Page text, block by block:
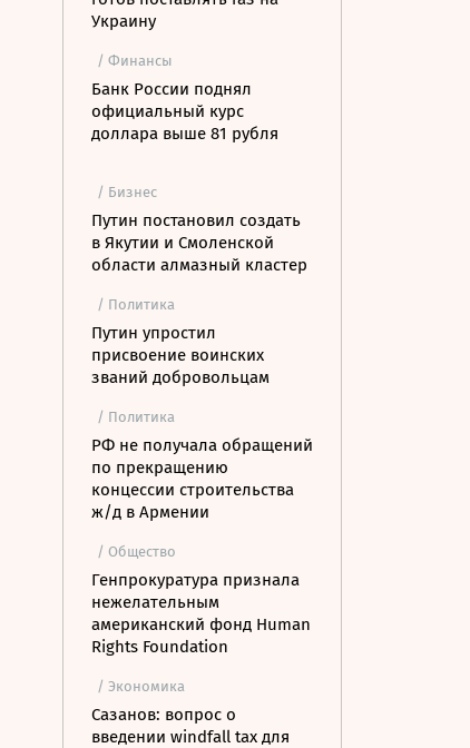
Украину
/ Финансы
Банк России поднял
официальный курс
доллара выше 81 рубля
/ Бизнес
Путин постановил создать
в Якутии и Смоленской
области алмазный кластер
/ Политика
Путин упростил
присвоение воинских
званий добровольцам
/ Политика
РФ не получала обращений
по прекращению
концессии строительства
ж/д в Армении
/ Общество
Генпрокуратура признала
нежелательным
американский фонд Human
Rights Foundation
/ Экономика
Сазанов: вопрос о
введении windfall tax для